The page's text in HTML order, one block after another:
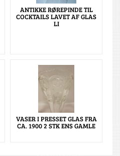
ANTIKKE RØREPINDE TIL
COCKTAILS LAVET AF GLAS
LI
VASER I PRESSET GLAS FRA
CA. 1900 2 STK ENS GAMLE